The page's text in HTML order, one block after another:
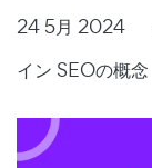
24 5月 2024
イン SEOの概念